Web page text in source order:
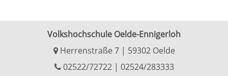
Volkshochschule Oelde-Ennigerloh
Herrenstraße 7 | 59302 Oelde
02522/72722| 02524/283333